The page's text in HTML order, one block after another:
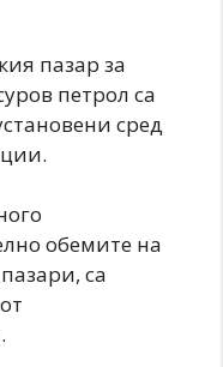
пазар за
петрол са
сред
обемите на
са